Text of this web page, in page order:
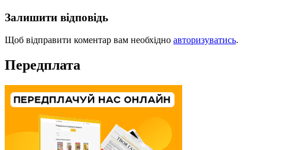
Залишити відповідь
Щоб відправити коментар вам необхідно авторизуватись.
Передплата